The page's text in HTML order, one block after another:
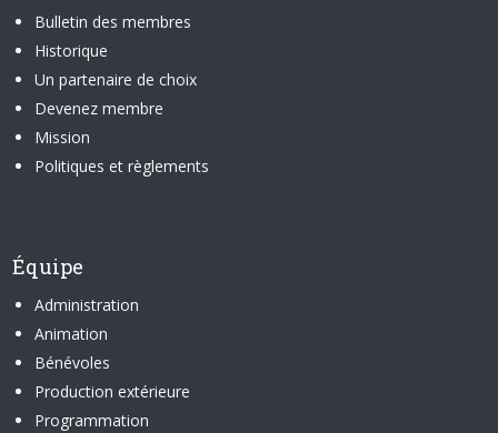
Bulletin des membres
Historique
Un partenaire de choix
Devenez membre
Mission
Politiques et règlements
Équipe
Administration
Animation
Bénévoles
Production extérieure
Programmation